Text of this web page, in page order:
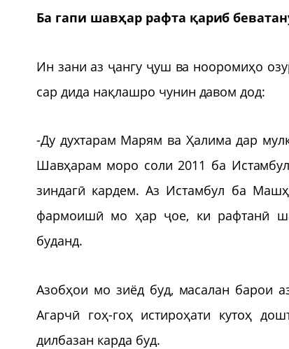
Ба гапи шавҳар рафта қариб
Ин зани аз ҷангу ҷуш ва нооромиҳо
сар дида нақлашро чунин давом дод:
-Ду духтарам Марям ва Ҳалима дар
Шавҳарам моро соли 2011 ба
зиндагӣ кардем. Аз Истамбул ба
фармоишӣ мо ҳар ҷое, ки рафтанӣ
буданд.
Азобҳои мо зиёд буд, масалан барои
Агарчӣ гоҳ-гоҳ истироҳати кутоҳ
дилбазан карда буд.